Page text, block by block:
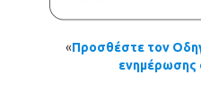
«Προσθέστε τον
ενημέρωσης